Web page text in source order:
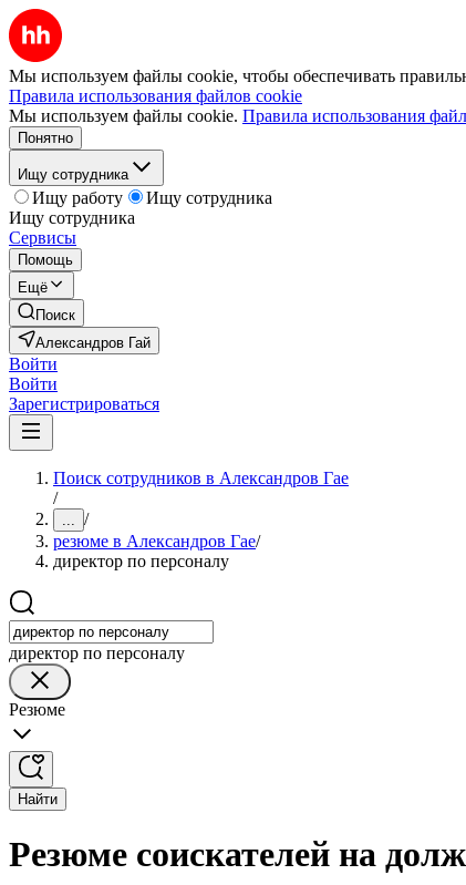
Мы используем файлы cookie, чтобы обеспечивать
Правила использования файлов cookie
Мы используем файлы cookie. Правила использования
Понятно
Ищу сотрудника
Ищу работу
Ищу сотрудника
Ищу сотрудника
Сервисы
Помощь
Ещё
Поиск
Александров Гай
Войти
Войти
Зарегистрироваться
Поиск сотрудников в Александров Гае
/
... /
резюме в Александров Гае/
директор по персоналу
директор по персоналу
Резюме
Найти
Резюме соискателей на